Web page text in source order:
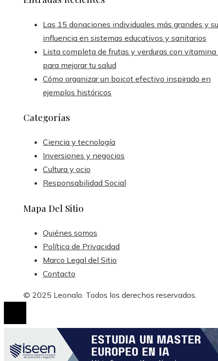
Las 15 donaciones individuales más grandes y su
influencia en sistemas educativos y sanitarios
Lista completa de frutas y verduras con vitamina
para mejorar tu salud
Cómo organizar un boicot efectivo inspirado en
ejemplos históricos
Categorías
Ciencia y tecnología
Inversiones y negocios
Cultura y ocio
Responsabilidad Social
Mapa Del Sitio
Quiénes somos
Política de Privacidad
Marco Legal del Sitio
Contacto
© 2025 Leonalo. Todos los derechos reservados.